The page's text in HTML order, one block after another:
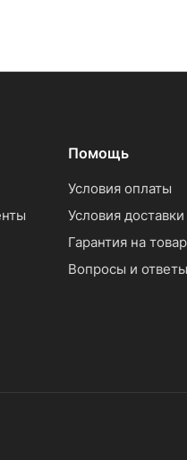
Помощь
Условия оплаты
Условия доставки
Гарантия на товар
Вопросы и ответы